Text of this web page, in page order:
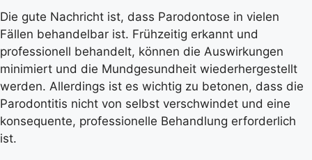
Die gute Nachricht ist, dass Parodontose in vielen
Fällen behandelbar ist. Frühzeitig erkannt und
professionell behandelt, können die Auswirkungen
minimiert und die Mundgesundheit wiederhergestellt
werden. Allerdings ist es wichtig zu betonen, dass die
Parodontitis nicht von selbst verschwindet und eine
konsequente, professionelle Behandlung erforderlich
ist.